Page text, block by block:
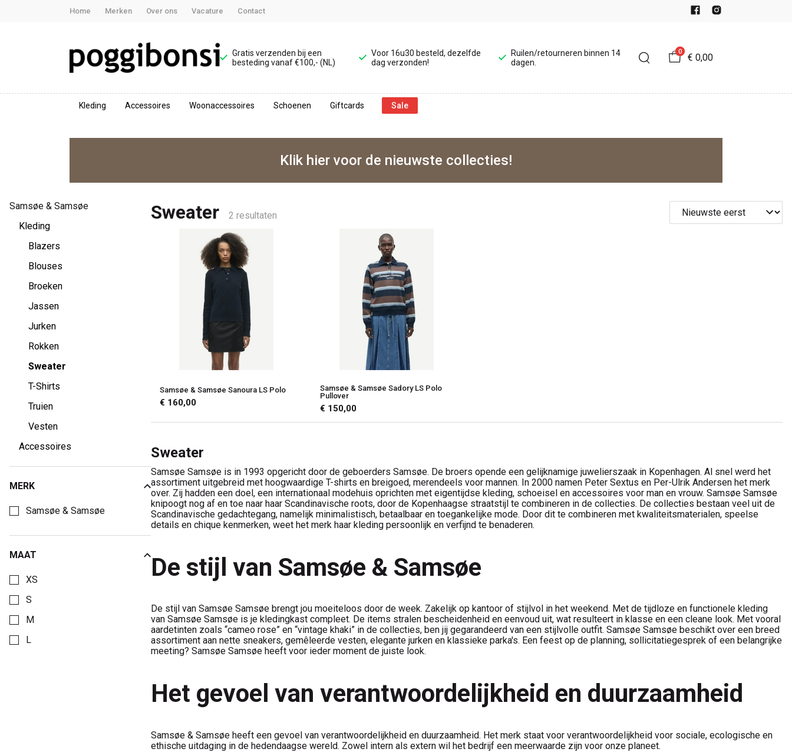
Home Merken Over ons Vacature Contact
Gratis verzenden bij een
besteding vanaf €100,- (NL)
Voor 16u30 besteld, dezelfde
dag verzonden!
Ruilen/retourneren binnen 14
dagen.
0
€ 0,00
Kleding Accessoires Woonaccessoires Schoenen Giftcards Sale
Sweater
Poggibonsi
Klik hier voor de nieuwste collecties!
Samsøe & Samsøe
Kleding
Blazers
Blouses
Broeken
Jassen
Jurken
Rokken
Sweater
T-Shirts
Truien
Vesten
Accessoires
MERK
Samsøe & Samsøe
MAAT
XS
S
M
L
Sweater 2 resultaten
Samsøe & Samsøe Sanoura LS Polo
€ 160,00
Samsøe & Samsøe Sadory LS Polo
Pullover
€ 150,00
Sweater
Samsøe Samsøe is in 1993 opgericht door de geboerders Samsøe. De broers opende een gelijknamige juwelierszaak in Kopenhagen. Al snel werd het
assortiment uitgebreid met hoogwaardige T-shirts en breigoed, merendeels voor mannen. In 2000 namen Peter Sextus en Per-Ulrik Andersen het merk
over. Zij hadden een doel, een internationaal modehuis oprichten met eigentijdse kleding, schoeisel en accessoires voor man en vrouw. Samsøe Samsøe
knipoogt nog af en toe naar haar Scandinavische roots, door de Kopenhaagse straatstijl te combineren in de collecties. De collecties bestaan veel uit de
Scandinavische gedachtegang, namelijk minimalistisch, betaalbaar en toegankelijke mode. Door dit te combineren met kwaliteitsmaterialen, speelse
details en chique kenmerken, weet het merk haar kleding persoonlijk en verfijnd te benaderen.
De stijl van Samsøe & Samsøe
De stijl van Samsøe Samsøe brengt jou moeiteloos door de week. Zakelijk op kantoor of stijlvol in het weekend. Met de tijdloze en functionele kleding
van Samsøe Samsøe is je kledingkast compleet. De items stralen bescheidenheid en eenvoud uit, wat resulteert in klasse en een cleane look. Met vooral
aardetinten zoals “cameo rose” en “vintage khaki” in de collecties, ben jij gegarandeerd van een stijlvolle outfit. Samsøe Samsøe beschikt over een breed
assortiment aan nette sneakers, gemêleerde vesten, elegante jurken en klassieke parka's. Een feest op de planning, sollicitatiegesprek of een belangrijke
meeting? Samsøe Samsøe heeft voor ieder moment de juiste look.
Het gevoel van verantwoordelijkheid en duurzaamheid
Samsøe & Samsøe heeft een gevoel van verantwoordelijkheid en duurzaamheid. Het merk staat voor verantwoordelijkheid voor sociale, ecologische en
ethische uitdaging in de hedendaagse wereld. Zowel intern als extern wil het bedrijf een meerwaarde zijn voor onze planeet.